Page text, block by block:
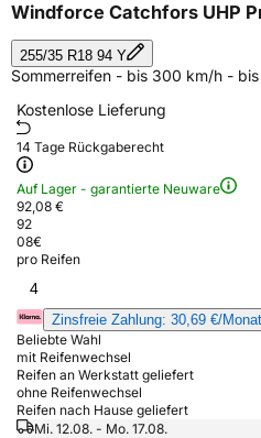
Windforce Catchfors UHP
255/35 R18 94 Y
Sommerreifen - bis 300 km/h -
Kostenlose Lieferung
14 Tage Rückgaberecht
Auf Lager - garantierte Neuware
92,08 €
92
08€
pro Reifen
4
Zinsfreie Zahlung: 30,69 €/
Beliebte Wahl
mit Reifenwechsel
Reifen an Werkstatt geliefert
ohne Reifenwechsel
Reifen nach Hause geliefert
Mi. 12.08. - Mo. 17.08.